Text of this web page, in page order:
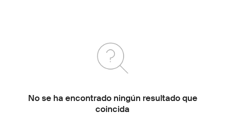
No se ha encontrado ningún resultado que
coincida